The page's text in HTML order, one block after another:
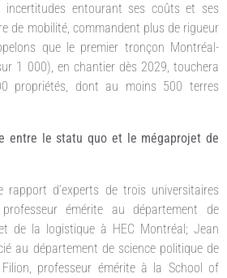
incertitudes entourant ses coûts et ses
de mobilité, commandent plus de rigueur
que le premier tronçon Montréal-
1 000), en chantier dès 2029, touchera
propriétés, dont au moins 500 terres
entre le statu quo et le mégaprojet de
rapport d’experts de trois universitaires
émérite au département de
de la logistique à HEC Montréal; Jean
au département de science politique de
Filion, professeur émérite à la School of